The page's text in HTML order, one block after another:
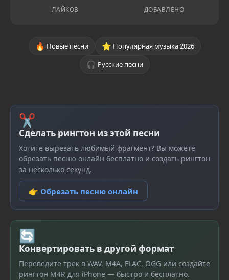
ЛАЙКОВ ДОБАВЛЕНО
🔥 Новые песни ⭐ Популярная музыка 2026
🎧 Русские песни
✂
Сделать рингтон из этой песни
Хотите вырезать любимый фрагмент? Вы можете
обрезать песню онлайн бесплатно и создать рингтон
за несколько секунд.
👉 Обрезать песню онлайн
🔄
Конвертировать в другой формат
Переведите трек в WAV, M4A, FLAC, OGG или создайте
рингтон M4R для iPhone — быстро и бесплатно.